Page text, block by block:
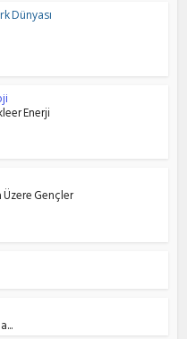
Dünyası
Enerji
Üzere Gençler